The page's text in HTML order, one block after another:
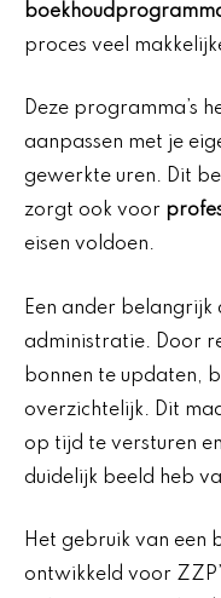
proces veel
Deze programma’s
aanpassen met je
gewerkte uren. Dit
zorgt ook voor
eisen voldoen.
Een ander belangrijk
administratie. Door
bonnen te updaten,
overzichtelijk. Dit
op tijd te versturen
duidelijk beeld heb
Het gebruik van een
ontwikkeld voor